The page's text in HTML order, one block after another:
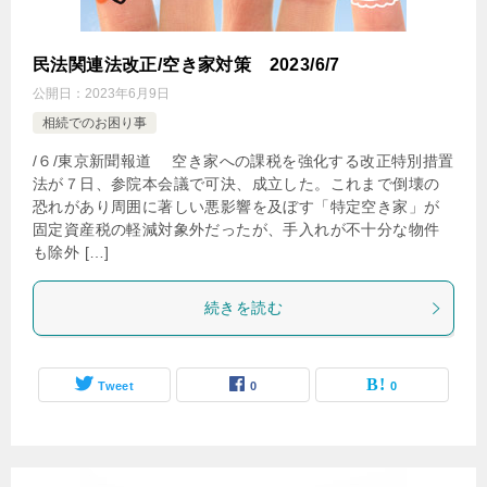
民法関連法改正/空き家対策 2023/6/7
公開日： 2023年6月9日
相続でのお困り事
/６/東京新聞報道 空き家への課税を強化する改正特別措置
法が７日、参院本会議で可決、成立した。これまで倒壊の
恐れがあり周囲に著しい悪影響を及ぼす「特定空き家」が
固定資産税の軽減対象外だったが、手入れが不十分な物件
も除外 […]
続きを読む
Tweet 0 0